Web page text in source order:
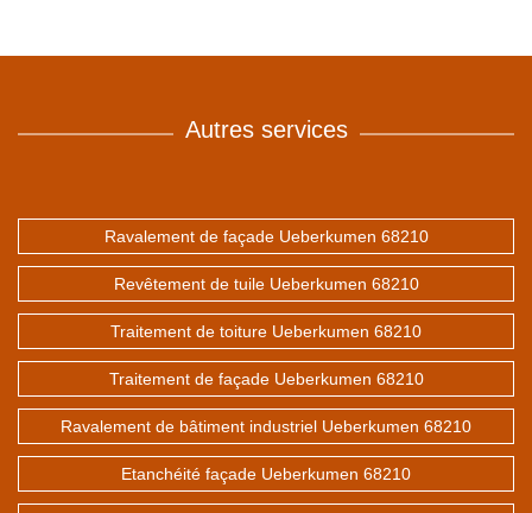
Autres services
Ravalement de façade Ueberkumen 68210
Revêtement de tuile Ueberkumen 68210
Traitement de toiture Ueberkumen 68210
Traitement de façade Ueberkumen 68210
Ravalement de bâtiment industriel Ueberkumen 68210
Etanchéité façade Ueberkumen 68210